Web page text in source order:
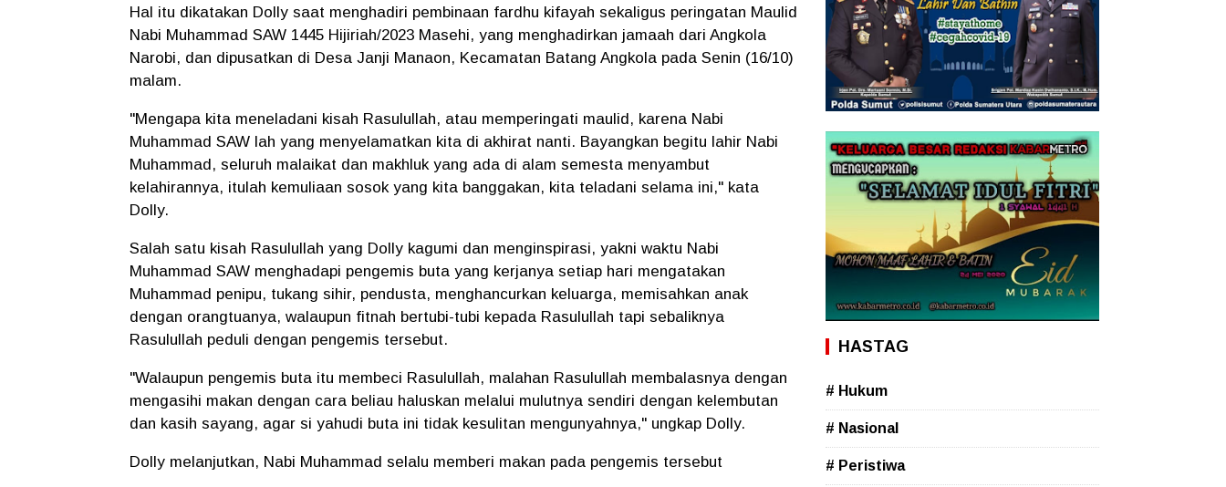
Hal itu dikatakan Dolly saat menghadiri pembinaan fardhu kifayah sekaligus peringatan Maulid
Nabi Muhammad SAW 1445 Hijiriah/2023 Masehi, yang menghadirkan jamaah dari Angkola
Narobi, dan dipusatkan di Desa Janji Manaon, Kecamatan Batang Angkola pada Senin (16/10)
malam.
"Mengapa kita meneladani kisah Rasulullah, atau memperingati maulid, karena Nabi
Muhammad SAW lah yang menyelamatkan kita di akhirat nanti. Bayangkan begitu lahir Nabi
Muhammad, seluruh malaikat dan makhluk yang ada di alam semesta menyambut
kelahirannya, itulah kemuliaan sosok yang kita banggakan, kita teladani selama ini," kata
Dolly.
Salah satu kisah Rasulullah yang Dolly kagumi dan menginspirasi, yakni waktu Nabi
Muhammad SAW menghadapi pengemis buta yang kerjanya setiap hari mengatakan
Muhammad penipu, tukang sihir, pendusta, menghancurkan keluarga, memisahkan anak
dengan orangtuanya, walaupun fitnah bertubi-tubi kepada Rasulullah tapi sebaliknya
Rasulullah peduli dengan pengemis tersebut.
"Walaupun pengemis buta itu membeci Rasulullah, malahan Rasulullah membalasnya dengan
mengasihi makan dengan cara beliau haluskan melalui mulutnya sendiri dengan kelembutan
dan kasih sayang, agar si yahudi buta ini tidak kesulitan mengunyahnya," ungkap Dolly.
Dolly melanjutkan, Nabi Muhammad selalu memberi makan pada pengemis tersebut
HASTAG
# Hukum
# Nasional
# Peristiwa